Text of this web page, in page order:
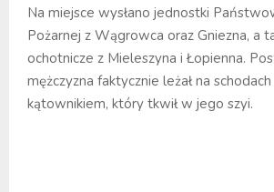
Na miejsce wysłano jednostki
Pożarnej z Wągrowca oraz Gniezna, a
ochotnicze z Mieleszyna i Łopienna.
mężczyzna faktycznie leżał na
kątownikiem, który tkwił w jego szyi.